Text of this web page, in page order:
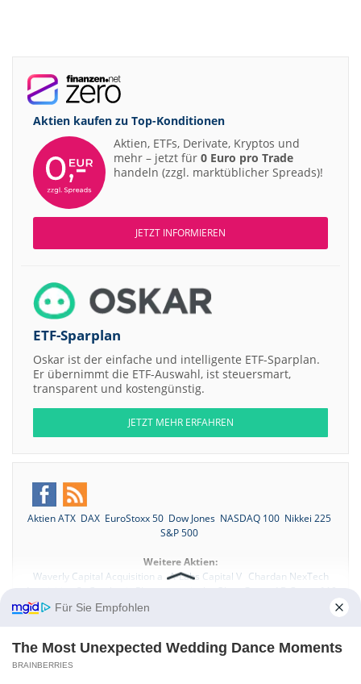
Aktien kaufen zu Top-Konditionen
Aktien, ETFs, Derivate, Kryptos und
mehr – jetzt für 0 Euro pro Trade
handeln (zzgl. marktüblicher Spreads)!
JETZT INFORMIEREN
ETF-Sparplan
Oskar ist der einfache und intelligente ETF-Sparplan.
Er übernimmt die ETF-Auswahl, ist steuersmart,
transparent und kostengünstig.
JETZT MEHR ERFAHREN
Aktien ATX DAX EuroStoxx 50 Dow Jones NASDAQ 100 Nikkei 225
S&P 500
Weitere Aktien:
Waverly Capital Acquisition a A-Labs Capital V Chardan NexTech
Sitemap-Datenschutz-Disclaimer-AGB-Privatsphäre-Einstellungen
Für Sie Empfohlen
The Most Unexpected Wedding Dance Moments
BRAINBERRIES